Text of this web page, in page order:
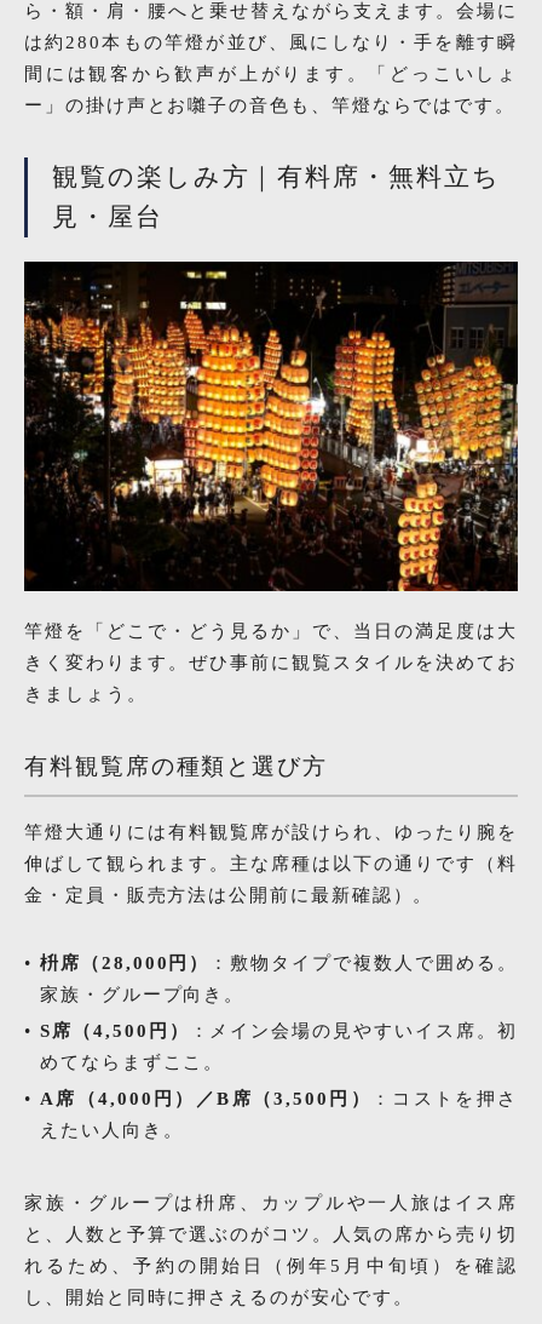
ら・額・肩・腰へと乗せ替えながら支えます。会場に
は約280本もの竿燈が並び、風にしなり・手を離す瞬
間には観客から歓声が上がります。「どっこいしょ
ー」の掛け声とお囃子の音色も、竿燈ならではです。
観覧の楽しみ方｜有料席・無料立ち
見・屋台
竿燈を「どこで・どう見るか」で、当日の満足度は大
きく変わります。ぜひ事前に観覧スタイルを決めてお
きましょう。
有料観覧席の種類と選び方
竿燈大通りには有料観覧席が設けられ、ゆったり腕を
伸ばして観られます。主な席種は以下の通りです（料
金・定員・販売方法は公開前に最新確認）。
枡席（28,000円）
：敷物タイプで複数人で囲める。
家族・グループ向き。
S席（4,500円）
：メイン会場の見やすいイス席。初
めてならまずここ。
A席（4,000円）／B席（3,500円）
：コストを押さ
えたい人向き。
家族・グループは枡席、カップルや一人旅はイス席
と、人数と予算で選ぶのがコツ。人気の席から売り切
れるため、予約の開始日（例年5月中旬頃）を確認
し、開始と同時に押さえるのが安心です。